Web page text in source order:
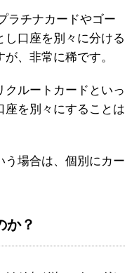
ラチナカードやゴー
し口座を別々に分ける
、非常に稀です。
ルートカードといっ
座を別々にすることは
う場合は、個別にカー
か？